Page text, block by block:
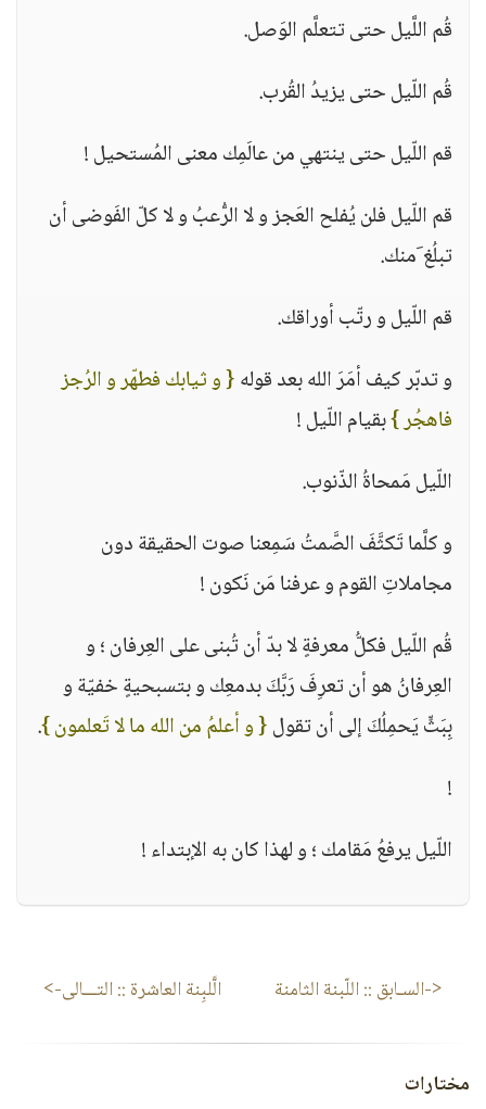
قُم اللَّيل حتى تتعلَّم الوَصل.
قُم اللّيل حتى يزيدُ القُرب.
قم اللّيل حتى ينتهي من عالَمِك معنى المُستحيل !
قم اللّيل فلن يُفلح العَجز و لا الرُّعبُ و لا كلّ الفَوضى أن
تبلُغ َمنك.
قم اللّيل و رتّب أوراقك.
و تدبّر كيف أمَرَ الله بعد قوله{ و ثيابك فطهّر و الرُجز
فاهجُر }بقيام اللّيل !
اللّيل مَمحاةُ الذّنوب.
و كلَّما تَكثَّفَ الصَّمتُ سَمِعنا صوت الحقيقة دون
مجاملاتِ القوم و عرفنا مَن نَكون !
قُم اللّيل فكلُّ معرفةٍ لا بدّ أن تُبنى على العِرفان ؛ و
العِرفانُ هو أن تعرِفَ رَبَّكَ بدمعِك و بتسبحيةٍ خفيّة و
بِبَثٍّ يَحمِلُكَ إلى أن تقول{ و أعلمُ من الله ما لا تَعلمون }.
!
اللّيل يرفعُ مَقامك ؛ و لهذا كان به الإبتداء !
<-السـابق ::ﺍﻟﻠّﺒﻨﺔ ﺍلثامنة الَّلبِنة العاشرة :: التـــالى->
مختارات